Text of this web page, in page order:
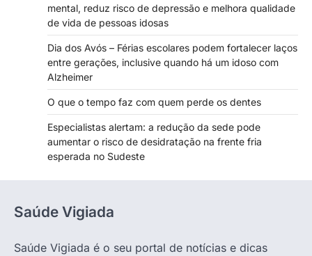
mental, reduz risco de depressão e melhora qualidade
de vida de pessoas idosas
Dia dos Avós – Férias escolares podem fortalecer laços
entre gerações, inclusive quando há um idoso com
Alzheimer
O que o tempo faz com quem perde os dentes
Especialistas alertam: a redução da sede pode
aumentar o risco de desidratação na frente fria
esperada no Sudeste
Saúde Vigiada
Saúde Vigiada é o seu portal de notícias e dicas